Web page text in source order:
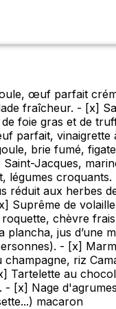
œuf parfait
fraîcheur. - [x]
foie gras et de
parfait, vinaigrette
brie fumé,
Jacques,
légumes
réduit aux herbes
Suprême de
chèvre
jus d’une
- [x]
riz
Tartelette au
[x] Nage
macaron